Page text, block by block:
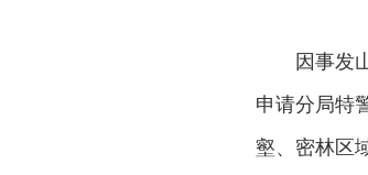
因事发
申请分局特
壑、密林区